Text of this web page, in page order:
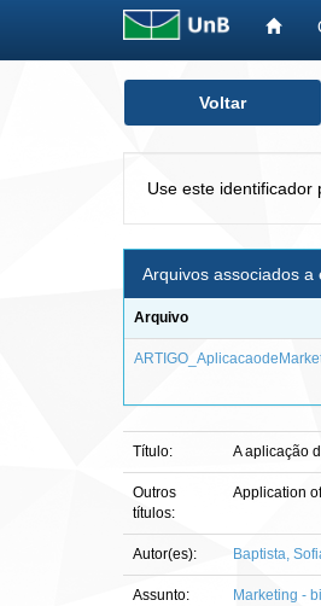
Voltar
Use este identificador
Arquivos associados a
Arquivo
Título: A aplicação
Outros
títulos:
Application
Autor(es): Baptista,
Assunto:
Marketing -